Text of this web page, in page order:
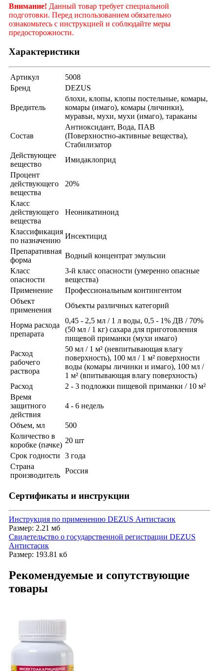
Внимание! Данный товар требует специальной
подготовки. Перед использованием обязательно
ознакомьтесь с инструкцией и соблюдайте меры
предосторожности.
Характеристики
Артикул
5008
Бренд
DEZUS
Вредитель
блохи, клопы, клопы постельные, комары,
комары (имаго), комары (личинки),
муравьи, мухи, мухи (имаго), тараканы
Состав
Антиоксидант, Вода, ПАВ
(Поверхностно-активные вещества),
Стабилизатор
Действующее
вещество
Имидаклоприд
Процент
действующего
вещества
20%
Класс
действующего
вещества
Неоникатиноид
Классификация
по назначению
Инсектицид
Препаративная
форма
Водный концентрат эмульсии
Класс
опасности
3-й класс опасности (умеренно опасные
вещества)
Применение
Профессиональным контингентом
Объект
применения
Объекты различных категорий
Норма расхода
препарата
0,45 - 2,5 мл / 1 л воды, 0,5 - 1% ДВ / 70%
(50 мл / 1 кг) сахара для приготовления
пищевой приманки (мухи имаго)
Расход
рабочего
раствора
50 мл / 1 м² (невпитывающая влагу
поверхность), 100 мл / 1 м² поверхности
воды (комары личинки и имаго), 100 мл /
1 м² (впитывающая влагу поверхность)
Расход
2 - 3 подложки пищевой приманки / 10 м²
Время
защитного
действия
4 - 6 недель
Объем, мл
500
Количество в
коробке (пачке)
20 шт
Срок годности
3 года
Страна
производитель
Россия
Сертификаты и инструкции
Инструкция по применению DEZUS Антистасик
Размер: 2.21 мб
Свидетельство о государственной регистрации DEZUS
Антистасик
Размер: 193.81 кб
Рекомендуемые и сопутствующие
товары